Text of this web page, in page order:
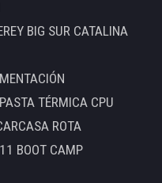
BIG SUR CATALINA
TÉRMICA CPU
ROTA
BOOT CAMP